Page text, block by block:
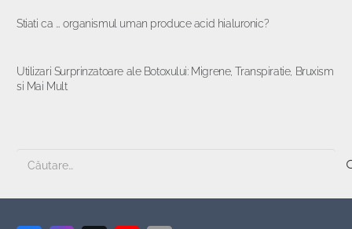
Stiati ca … organismul uman produce acid hialuronic?
Utilizari Surprinzatoare ale Botoxului: Migrene, Transpiratie, Bruxism
si Mai Mult
Caută